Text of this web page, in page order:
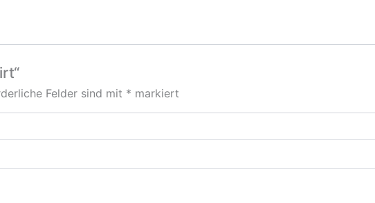
Felder sind mit * markiert